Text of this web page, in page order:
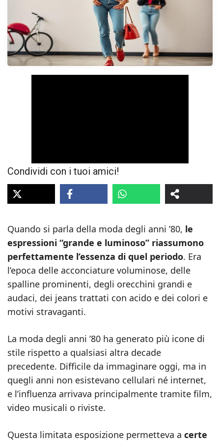
Condividi con i tuoi amici!
Quando si parla della moda degli anni ’80, le
espressioni “grande e luminoso” riassumono
perfettamente l’essenza di quel periodo. Era
l’epoca delle acconciature voluminose, delle
spalline prominenti, degli orecchini grandi e
audaci, dei jeans trattati con acido e dei colori e
motivi stravaganti.
La moda degli anni ’80 ha generato più icone di
stile rispetto a qualsiasi altra decade
precedente. Difficile da immaginare oggi, ma in
quegli anni non esistevano cellulari né internet,
e l’influenza arrivava principalmente tramite film,
video musicali o riviste.
Questa limitata esposizione permetteva a certe